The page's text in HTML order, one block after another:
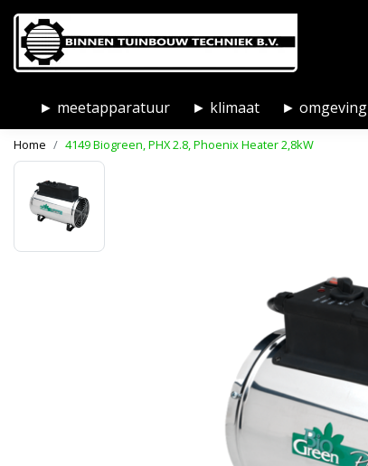
► meetapparatuur ► klimaat ► omgeving
Home 4149 Biogreen, PHX 2.8, Phoenix Heater 2,8kW